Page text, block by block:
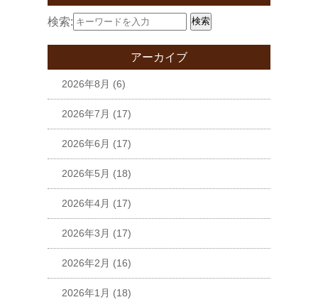
検索: 検索
アーカイブ
2026年8月 (6)
2026年7月 (17)
2026年6月 (17)
2026年5月 (18)
2026年4月 (17)
2026年3月 (17)
2026年2月 (16)
2026年1月 (18)